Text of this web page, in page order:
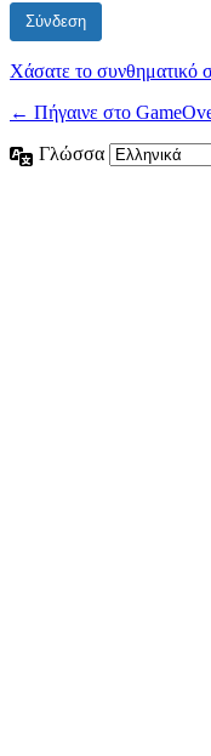
Χάσατε το συνθηματικό
← Πήγαινε στο
Γλώσσα